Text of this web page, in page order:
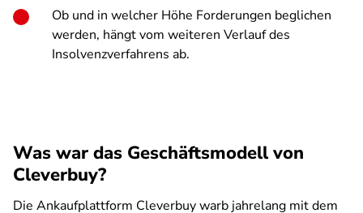
Ob und in welcher Höhe Forderungen beglichen
werden, hängt vom weiteren Verlauf des
Insolvenzverfahrens ab.
Was war das Geschäftsmodell von
Cleverbuy?
Die Ankaufplattform Cleverbuy warb jahrelang mit dem